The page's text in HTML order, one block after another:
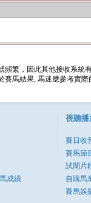
繁，因此其他接收系統
馬結果, 馬迷應參考實際
成績
視聽播
賽日收
賽馬節
試閘片
自購馬
賽馬娛